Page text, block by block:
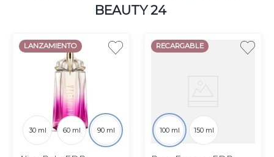
BEAUTY 24
LANZAMIENTO
30 ml 60 ml 90 ml
RECARGABLE
100 ml 150 ml